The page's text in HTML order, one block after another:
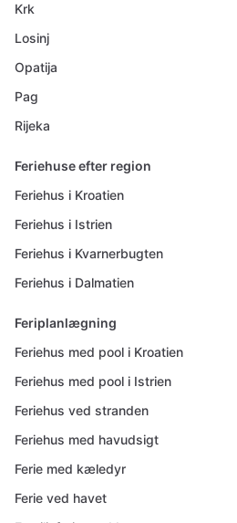
Krk
Losinj
Opatija
Pag
Rijeka
Feriehuse efter region
Feriehus i Kroatien
Feriehus i Istrien
Feriehus i Kvarnerbugten
Feriehus i Dalmatien
Feriplanlægning
Feriehus med pool i Kroatien
Feriehus med pool i Istrien
Feriehus ved stranden
Feriehus med havudsigt
Ferie med kæledyr
Ferie ved havet